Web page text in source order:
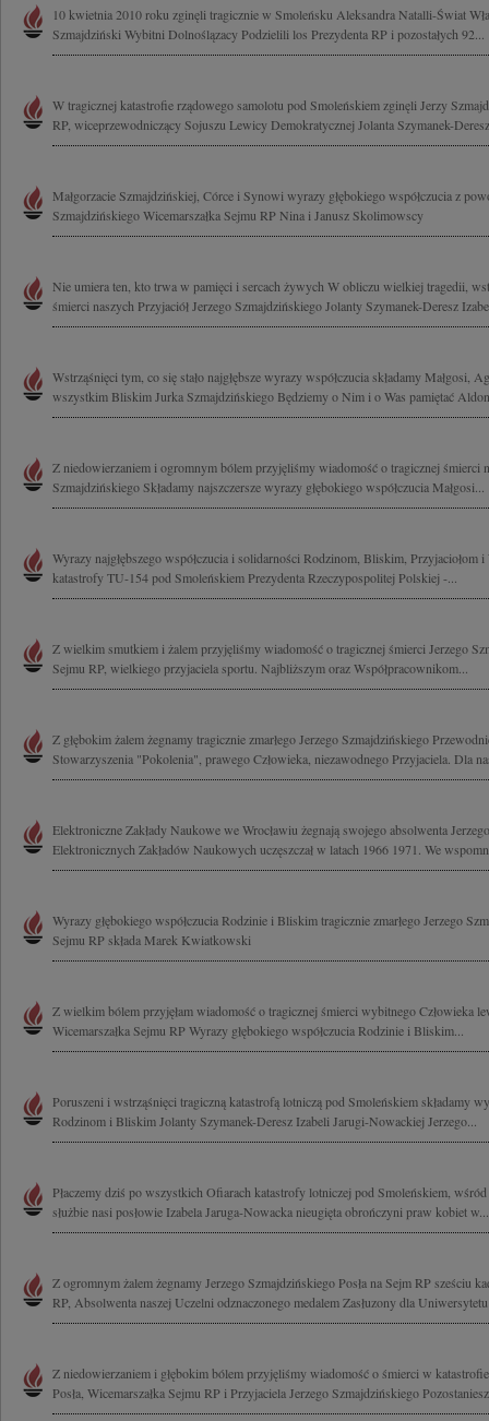
10 kwietnia 2010 roku zginęli tragicznie w Smoleńsku Aleksandra Natalli-Świat
Szmajdziński Wybitni Dolnoślązacy Podzielili los Prezydenta RP i pozostałych 92...
W tragicznej katastrofie rządowego samolotu pod Smoleńskiem zginęli Jerzy
RP, wiceprzewodniczący Sojuszu Lewicy Demokratycznej Jolanta Szymanek-
Małgorzacie Szmajdzińskiej, Córce i Synowi wyrazy głębokiego współczucia z
Szmajdzińskiego Wicemarszałka Sejmu RP Nina i Janusz Skolimowscy
Nie umiera ten, kto trwa w pamięci i sercach żywych W obliczu wielkiej tragedii,
śmierci naszych Przyjaciół Jerzego Szmajdzińskiego Jolanty Szymanek-Deresz
Wstrząśnięci tym, co się stało najgłębsze wyrazy współczucia składamy Małgosi,
wszystkim Bliskim Jurka Szmajdzińskiego Będziemy o Nim i o Was pamiętać
Z niedowierzaniem i ogromnym bólem przyjęliśmy wiadomość o tragicznej śmierci
Szmajdzińskiego Składamy najszczersze wyrazy głębokiego współczucia Małgosi...
Wyrazy najgłębszego współczucia i solidarności Rodzinom, Bliskim, Przyjaciołom
katastrofy TU-154 pod Smoleńskiem Prezydenta Rzeczypospolitej Polskiej -...
Z wielkim smutkiem i żalem przyjęliśmy wiadomość o tragicznej śmierci Jerzego
Sejmu RP, wielkiego przyjaciela sportu. Najbliższym oraz Współpracownikom...
Z głębokim żalem żegnamy tragicznie zmarłego Jerzego Szmajdzińskiego
Stowarzyszenia "Pokolenia", prawego Człowieka, niezawodnego Przyjaciela. Dla
Elektroniczne Zakłady Naukowe we Wrocławiu żegnają swojego absolwenta
Elektronicznych Zakładów Naukowych uczęszczał w latach 1966 1971. We
Wyrazy głębokiego współczucia Rodzinie i Bliskim tragicznie zmarłego Jerzego
Sejmu RP składa Marek Kwiatkowski
Z wielkim bólem przyjęłam wiadomość o tragicznej śmierci wybitnego Człowieka
Wicemarszałka Sejmu RP Wyrazy głębokiego współczucia Rodzinie i Bliskim...
Poruszeni i wstrząśnięci tragiczną katastrofą lotniczą pod Smoleńskiem składamy
Rodzinom i Bliskim Jolanty Szymanek-Deresz Izabeli Jarugi-Nowackiej Jerzego...
Płaczemy dziś po wszystkich Ofiarach katastrofy lotniczej pod Smoleńskiem,
służbie nasi posłowie Izabela Jaruga-Nowacka nieugięta obrończyni praw kobiet w...
Z ogromnym żalem żegnamy Jerzego Szmajdzińskiego Posła na Sejm RP sześciu
RP, Absolwenta naszej Uczelni odznaczonego medalem Zasłuzony dla
Z niedowierzaniem i głębokim bólem przyjęliśmy wiadomość o śmierci w
Posła, Wicemarszałka Sejmu RP i Przyjaciela Jerzego Szmajdzińskiego